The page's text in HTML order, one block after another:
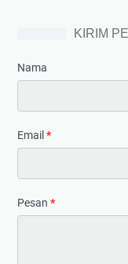
KIRIM
Nama
Email *
Pesan *